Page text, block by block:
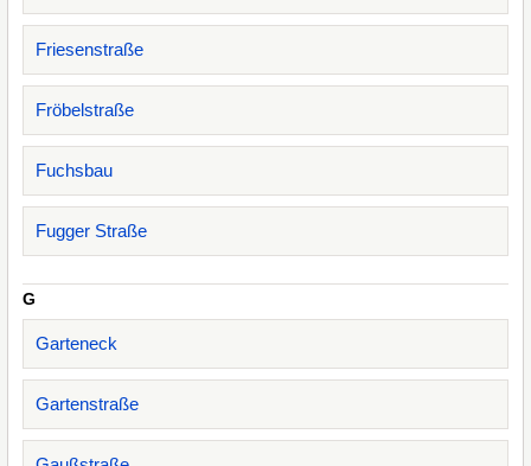
Friesenstraße
Fröbelstraße
Fuchsbau
Fugger Straße
G
Garteneck
Gartenstraße